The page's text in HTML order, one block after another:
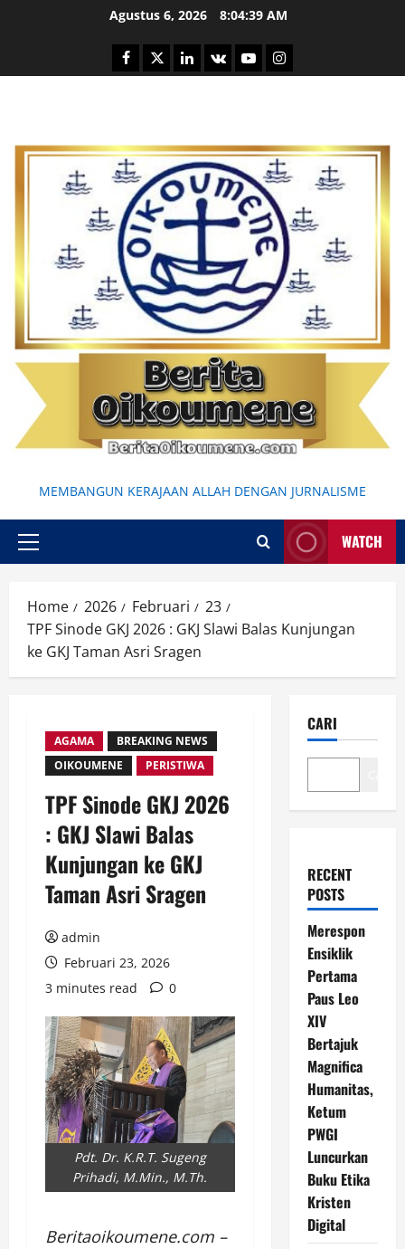
Agustus 6, 2026 8:04:40 AM
Facebook
TwitterLinkedin
VK YoutubeInstagram
MEMBANGUN KERAJAAN ALLAH DENGAN JURNALISME
Primary
WATCH
Home 2026 Februari
23
TPF Sinode GKJ 2026 : GKJ Slawi Balas Kunjungan
ke GKJ Taman Asri Sragen
AGAMA
BREAKING NEWS
OIKOUMENE
PERISTIWA
TPF Sinode GKJ 2026
: GKJ Slawi Balas
Kunjungan ke GKJ
Taman Asri Sragen
admin
Februari 23, 2026
3 minutes read
0
Pdt. Dr. K.R.T. Sugeng
Prihadi, M.Min., M.Th.
Beritaoikoumene.com –
CARI
RECENT
POSTS
Merespon
Ensiklik
Pertama
Paus Leo
XIV
Bertajuk
Magnifica
Humanitas,
Ketum
PWGI
Luncurkan
Buku Etika
Kristen
Digital